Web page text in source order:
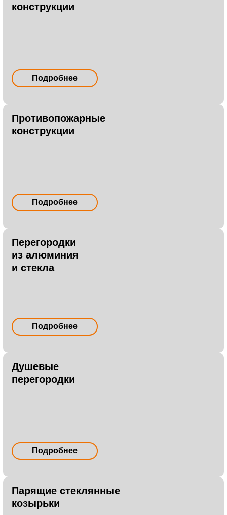
конструкции
Подробнее
Противопожарные
конструкции
Подробнее
Перегородки
из алюминия
и стекла
Подробнее
Душевые
перегородки
Подробнее
Парящие стеклянные
козырьки